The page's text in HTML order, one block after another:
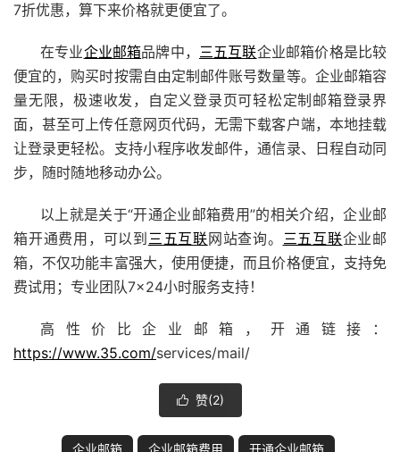
7折优惠，算下来价格就更便宜了。
在专业企业邮箱品牌中， 三五互联企业邮箱价格是比较
便宜的，购买时按需自由定制邮件账号数量等。企业邮箱容
量无限，极速收发，自定义登录页可轻松定制邮箱登录界
面，甚至可上传任意网页代码，无需下载客户端，本地挂载
让登录更轻松。支持小程序收发邮件，通信录、日程自动同
步，随时随地移动办公。
以上就是关于“开通企业邮箱费用”的相关介绍，企业邮
箱开通费用，可以到 三五互联网站查询。 三五互联企业邮
箱，不仅功能丰富强大，使用便捷，而且价格便宜，支持免
费试用；专业团队7×24小时服务支持！
高性价比企业邮箱，开通链接：
https://www.35.com/services/mail/
 赞(2)
企业邮箱 企业邮箱费用 开通企业邮箱